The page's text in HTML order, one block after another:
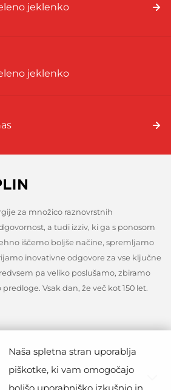
Naša spletna stran uporablja
piškotke, ki vam omogočajo
jeklenko
jeklenko
za množico raznovrstnih
a tudi izziv, ki ga s ponosom
iščemo boljše načine, spremljamo
inovativne odgovore za vse ključne
pa veliko poslušamo, zbiramo
Vsak dan, že več kot 150 let.